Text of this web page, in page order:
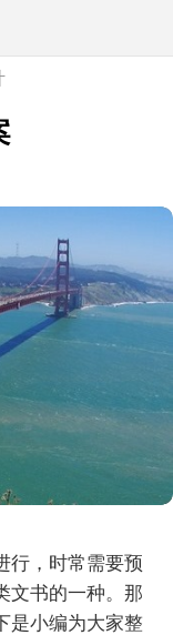
行，时常需要预
文书的一种。那
是小编为大家整